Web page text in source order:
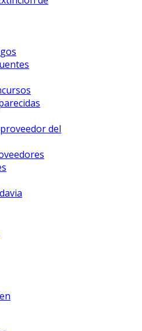
del